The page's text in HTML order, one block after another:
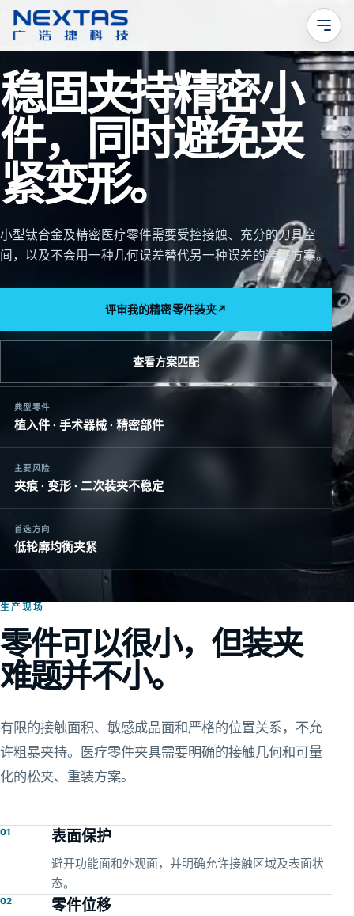
全部应用
稳固夹持精密小
件，同时避免夹
紧变形。
小型钛合金及精密医疗零件需要受控接触、充分的刀具空
间，以及不会用一种几何误差替代另一种误差的装夹方案。
评审我的精密零件装夹↗
查看方案匹配
典型零件
植入件 · 手术器械 · 精密部件
主要风险
夹痕 · 变形 · 二次装夹不稳定
首选方向
低轮廓均衡夹紧
生产现场
零件可以很小，但装夹
难题并不小。
有限的接触面积、敏感成品面和严格的位置关系，不允
许粗暴夹持。医疗零件夹具需要明确的接触几何和可量
化的松夹、重装方案。
01 表面保护
避开功能面和外观面，并明确允许接触区域及表面状
态。
02 零件位移